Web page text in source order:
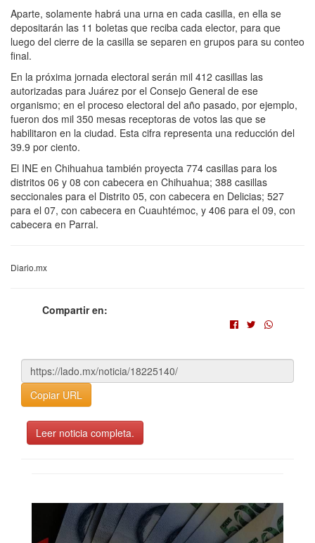
Aparte, solamente habrá una urna en cada casilla, en ella se
depositarán las 11 boletas que reciba cada elector, para que
luego del cierre de la casilla se separen en grupos para su conteo
final.
En la próxima jornada electoral serán mil 412 casillas las
autorizadas para Juárez por el Consejo General de ese
organismo; en el proceso electoral del año pasado, por ejemplo,
fueron dos mil 350 mesas receptoras de votos las que se
habilitaron en la ciudad. Esta cifra representa una reducción del
39.9 por ciento.
El INE en Chihuahua también proyecta 774 casillas para los
distritos 06 y 08 con cabecera en Chihuahua; 388 casillas
seccionales para el Distrito 05, con cabecera en Delicias; 527
para el 07, con cabecera en Cuauhtémoc, y 406 para el 09, con
cabecera en Parral.
Diario.mx
Compartir en:
Copiar URL
Leer noticia completa.